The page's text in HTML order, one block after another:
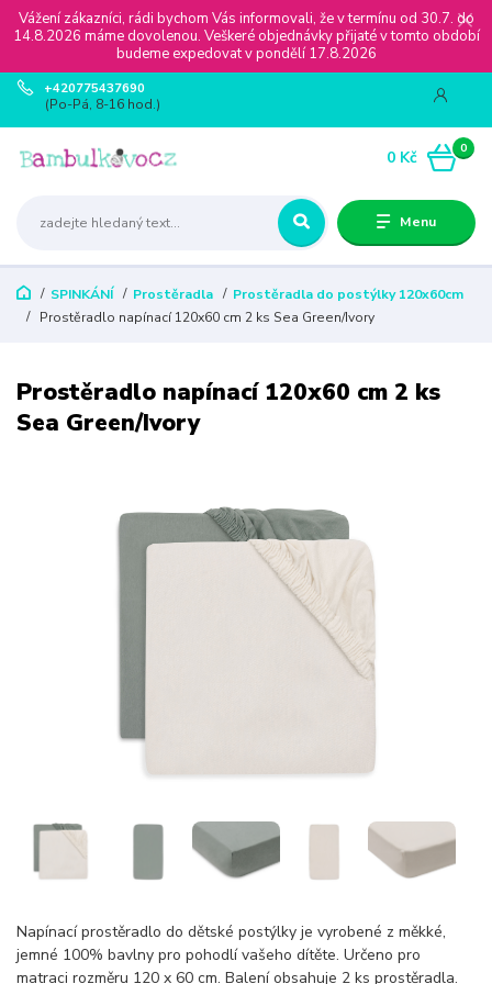
Vážení zákazníci, rádi bychom Vás informovali, že v termínu od 30.7. do
14.8.2026 máme dovolenou. Veškeré objednávky přijaté v tomto období
budeme expedovat v pondělí 17.8.2026
Menu
+420775437690
(Po-Pá, 8-16 hod.)
0
0 Kč
SPINKÁNÍ Prostěradla
Prostěradla do postýlky 120x60cm
Prostěradlo napínací 120x60 cm 2 ks Sea Green/Ivory
Prostěradlo napínací 120x60 cm 2 ks
Sea Green/Ivory
Napínací prostěradlo do dětské postýlky je vyrobené z měkké,
jemné 100% bavlny pro pohodlí vašeho dítěte. Určeno pro
matraci rozměru 120 x 60 cm. Balení obsahuje 2 ks prostěradla.